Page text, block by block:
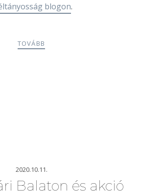
blogon.
TOVÁBB
2020.10.11.
Balaton és akció